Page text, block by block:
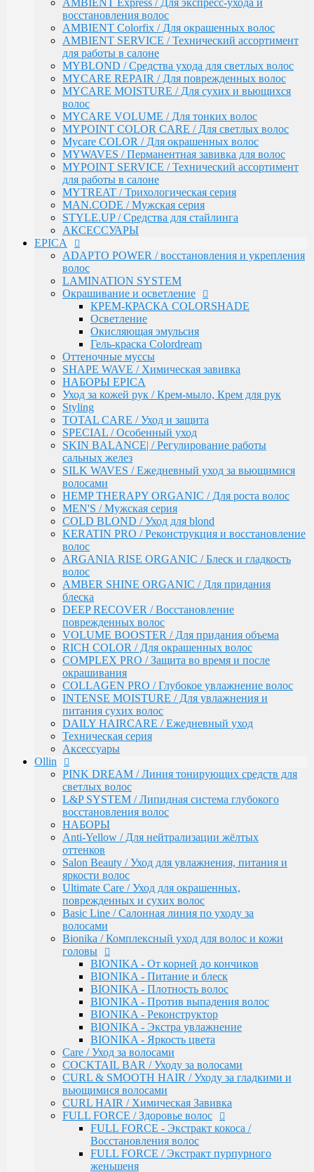
волос
ARGANIA RISE ORGANIC / Блеск и гладкость
волос
AMBER SHINE ORGANIC / Для придания блеска
DEEP RECOVER / Восстановление поврежденных
волос
VOLUME BOOSTER / Для придания объема
RICH COLOR / Для окрашенных волос
COMPLEX PRO / Защита во время и после
окрашивания
COLLAGEN PRO / Глубокое увлажнение волос
INTENSE MOISTURE / Для увлажнения и
питания сухих волос
DAILY HAIRCARE / Ежедневный уход
Техническая серия
Аксессуары
Ollin
PINK DREAM / Линия тонирующих средств для
светлых волос
L&P SYSTEM / Липидная система глубокого
восстановления волос
НАБОРЫ
Anti-Yellow / Для нейтрализации жёлтых оттенков
Salon Beauty / Уход для увлажнения, питания и
яркости волос
Ultimate Care / Уход для окрашенных,
поврежденных и сухих волос
Basic Line / Салонная линия по уходу за волосами
Bionika / Комплексный уход для волос и кожи
головы
BIONIKA - От корней до кончиков
BIONIKA - Питание и блеск
BIONIKA - Плотность волос
BIONIKA - Против выпадения волос
BIONIKA - Реконструктор
BIONIKA - Экстра увлажнение
BIONIKA - Яркость цвета
Care / Уход за волосами
COCKTAIL BAR / Уходу за волосами
CURL & SMOOTH HAIR / Уходу за гладкими и
вьющимися волосами
CURL HAIR / Химическая Завивка
FULL FORCE / Здоровье волос
Восстановления волос
женьшеня
FULL FORCE - Экстракт алоэ / Против
перхоти
FULL FORCE / Экстракт бамбука
INTENSE PROFI COLOR / Поддержание яркости
цвета и уход за окрашенными волосами
KERATINE ROYAL TREATMENT / Кератиновое
восстановление
KERATINE SYSTEM / Кератиновое выпрямление
волос
MATISSE COLOR / Пигмент прямого действия
MATISSE COLOR / Тонирующие маски
MEGAPOLIS / Антиоксидантная премиум-серия
PERFECT HAIR
PREMIER FOR MEN
SERVICE LINE / Салонный уход
SHINE BLOND / Уход за светлыми волосами
STYLE / Укладка
VISION / Крем-краска для бровей и ресниц
X-PLEX
Окрашивание волос
CRUSH COLOR - Гель-краска для волос
прямого действия (8 тонов)
MEGAPOLIS - Безаммиачный масляный
краситель
MEGAPOLIS NEW - Окисляющая крем-
эмульсия
COLOR - Перманентная крем-краска для
волос (96) тонов, 60мл-100мл
OLLIN COLOR / PLATINUM COLLECTION
OLLIN COLOR - FASHION COLOR (5
тонов)
BLOND / Осветляющий порошок
OXY - Окислительная эмульсия
N-JOY / Перманентная крем-краска для
волос
N-JOY - Окисляющий крем-активатор
PERFORMANCE / Стойкая крем-краска
PERFORMANCE / Осветление
PERFORMANCE / Окисляющая эмульсия
SILK TOUCH - Безаммиачный стойкий
краситель
SILK TOUCH - Безаммиачный
Осветляющий Крем
SILK TOUCH / Окисляющая Крем-Эмульсия
Fluid pre-color - Флюид-препигментатор
AMBIENT Express / Для экспресс-ухода и
восстановления волос
AMBIENT Colorfix / Для окрашенных волос
AMBIENT SERVICE / Технический ассортимент
для работы в салоне
MYBLOND / Средства ухода для светлых волос
MYCARE REPAIR / Для поврежденных волос
MYCARE MOISTURE / Для сухих и вьющихся
волос
MYCARE VOLUME / Для тонких волос
MYPOINT COLOR CARE / Для светлых волос
Mycare COLOR / Для окрашенных волос
MYWAVES / Перманентная завивка для волос
MYPOINT SERVICE / Технический ассортимент
для работы в салоне
MYTREAT / Трихологическая серия
MAN.CODE / Мужская серия
STYLE.UP / Средства для стайлинга
АКСЕССУАРЫ
EPICA
ADAPTO POWER / восстановления и укрепления
волос
LAMINATION SYSTEM
Окрашивание и осветление
КРЕМ-КРАСКА COLORSHADE
Осветление
Окисляющая эмульсия
Гель-краска Colordream
Оттеночные муссы
SHAPE WAVE / Химическая завивка
НАБОРЫ EPICA
Уход за кожей рук / Крем-мыло, Крем для рук
Styling
TOTAL CARE / Уход и защита
SPECIAL / Особенный уход
SKIN BALANCE| / Регулирование работы
сальных желез
SILK WAVES / Ежедневный уход за вьющимися
волосами
HEMP THERAPY ORGANIC / Для роста волос
MEN'S / Мужская серия
COLD BLOND / Уход для blond
KERATIN PRO / Реконструкция и восстановление
волос
ARGANIA RISE ORGANIC / Блеск и гладкость
волос
AMBER SHINE ORGANIC / Для придания
блеска
DEEP RECOVER / Восстановление
поврежденных волос
VOLUME BOOSTER / Для придания объема
RICH COLOR / Для окрашенных волос
COMPLEX PRO / Защита во время и после
окрашивания
COLLAGEN PRO / Глубокое увлажнение волос
INTENSE MOISTURE / Для увлажнения и
питания сухих волос
DAILY HAIRCARE / Ежедневный уход
Техническая серия
Аксессуары
Ollin
PINK DREAM / Линия тонирующих средств для
светлых волос
L&P SYSTEM / Липидная система глубокого
восстановления волос
НАБОРЫ
Anti-Yellow / Для нейтрализации жёлтых
оттенков
Salon Beauty / Уход для увлажнения, питания и
яркости волос
Ultimate Care / Уход для окрашенных,
поврежденных и сухих волос
Basic Line / Салонная линия по уходу за
волосами
Bionika / Комплексный уход для волос и кожи
головы
BIONIKA - От корней до кончиков
BIONIKA - Питание и блеск
BIONIKA - Плотность волос
BIONIKA - Против выпадения волос
BIONIKA - Реконструктор
BIONIKA - Экстра увлажнение
BIONIKA - Яркость цвета
Care / Уход за волосами
COCKTAIL BAR / Уходу за волосами
CURL & SMOOTH HAIR / Уходу за гладкими и
вьющимися волосами
CURL HAIR / Химическая Завивка
FULL FORCE / Здоровье волос
FULL FORCE - Экстракт кокоса /
Восстановления волос
FULL FORCE / Экстракт пурпурного
женьшеня